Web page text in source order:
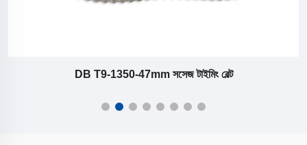
DB T9-1350-47mm সসেজ টাইমিং বেল্ট